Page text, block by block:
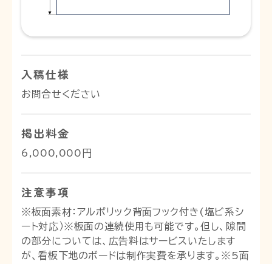
入稿仕様
お問合せください
掲出料金
6,000,000円
注意事項
※板面素材：アルポリック背面フック付き(塩ビ系シ
ート対応）※板面の連続使用も可能です。但し、隙間
の部分については、広告料はサービスいたします
が、看板下地のボードは制作実費を承ります。※5面